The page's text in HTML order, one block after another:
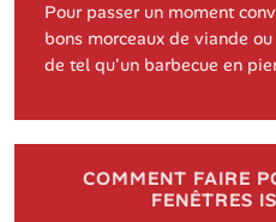
Pour passer un moment
bons morceaux de viande
de tel qu'un barbecue en
COMMENT FAIRE
FENÊTRES